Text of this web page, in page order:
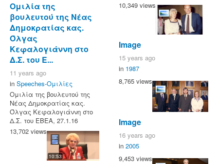
Ομιλία της
βουλευτού της Νέας
Δημοκρατίας κας.
Όλγας
Κεφαλογιάννη στο
Δ.Σ. του Ε...
11 years ago
in Speeches-Ομιλίες
Ομιλία της βουλευτού της
Νέας Δημοκρατίας κας.
Όλγας Κεφαλογιάννη στο
Δ.Σ. του ΕΒΕΑ, 27.1.16
13,702 views
10:53
10,349 views
Image
15 years ago
in 1987
8,765 views
Image
16 years ago
in 2005
9,453 views